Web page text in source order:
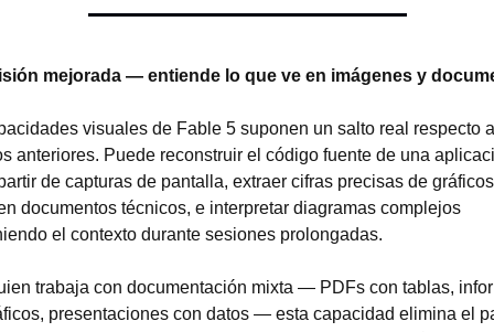
mejorada — entiende lo que ve en imágenes y
visuales de Fable 5 suponen un salto real respecto a
anteriores. Puede reconstruir el código fuente de una
de capturas de pantalla, extraer cifras precisas de
documentos técnicos, e interpretar diagramas complejos
el contexto durante sesiones prolongadas.
trabaja con documentación mixta — PDFs con tablas,
presentaciones con datos — esta capacidad elimina el